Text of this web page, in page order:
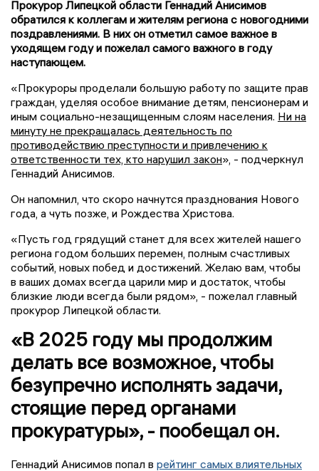
Прокурор Липецкой области Геннадий Анисимов
обратился к коллегам и жителям региона с новогодними
поздравлениями. В них он отметил самое важное в
уходящем году и пожелал самого важного в году
наступающем.
«Прокуроры проделали большую работу по защите прав
граждан, уделяя особое внимание детям, пенсионерам и
иным социально-незащищенным слоям населения. Ни на
минуту не прекращалась деятельность по
противодействию преступности и привлечению к
ответственности тех, кто нарушил закон», - подчеркнул
Геннадий Анисимов.
Он напомнил, что скоро начнутся празднования Нового
года, а чуть позже, и Рождества Христова.
«Пусть год грядущий станет для всех жителей нашего
региона годом больших перемен, полным счастливых
событий, новых побед и достижений. Желаю вам, чтобы
в ваших домах всегда царили мир и достаток, чтобы
близкие люди всегда были рядом», - пожелал главный
прокурор Липецкой области.
«В 2025 году мы продолжим
делать все возможное, чтобы
безупречно исполнять задачи,
стоящие перед органами
прокуратуры», - пообещал он.
Геннадий Анисимов попал в рейтинг самых влиятельных